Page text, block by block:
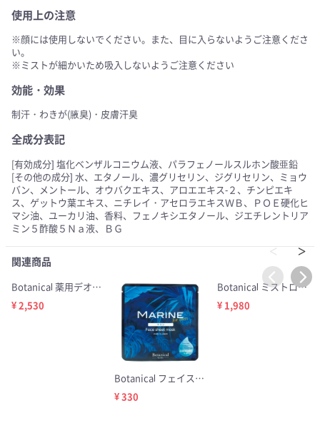
使用上の注意
※顔には使用しないでください。また、目に入らないようご注意くださ
い。
※ミストが細かいため吸入しないようご注意ください
効能・効果
制汗・わきが(腋臭)・皮膚汗臭
全成分表記
[有効成分] 塩化ベンザルコニウム液、パラフェノールスルホン酸亜鉛
[その他の成分] 水、エタノール、濃グリセリン、ジグリセリン、ミョウ
バン、メントール、オウバクエキス、アロエエキス-２、チンピエキ
ス、ゲットウ葉エキス、ニチレイ・アセロラエキスＷＢ、ＰＯＥ硬化ヒ
マシ油、ユーカリ油、香料、フェノキシエタノール、ジエチレントリア
ミン５酢酸５Ｎａ液、ＢＧ
関連商品
Botanical 薬用デオドラントミスト シークワーサー 80ml
¥ 2,530
Botanical フェイスマスク マリン
¥ 330
Botanical ミストローション マリン 100ml
¥ 1,980